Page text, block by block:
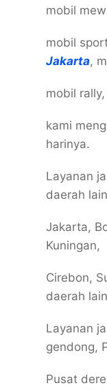
mobil
mobil
Jakarta,
mobil
kami
harinya.
Layanan
daerah
Jakarta,
Kuningan,
Cirebon,
daerah
Layanan
gendong,
Pusat